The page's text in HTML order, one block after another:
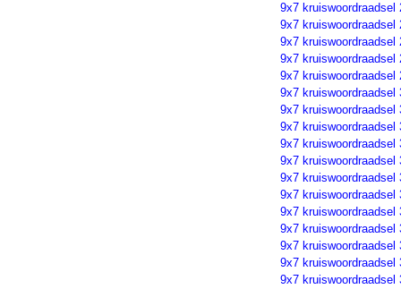
9x7 kruiswoordraadsel
9x7 kruiswoordraadsel
9x7 kruiswoordraadsel
9x7 kruiswoordraadsel
9x7 kruiswoordraadsel
9x7 kruiswoordraadsel
9x7 kruiswoordraadsel
9x7 kruiswoordraadsel
9x7 kruiswoordraadsel
9x7 kruiswoordraadsel
9x7 kruiswoordraadsel
9x7 kruiswoordraadsel
9x7 kruiswoordraadsel
9x7 kruiswoordraadsel
9x7 kruiswoordraadsel
9x7 kruiswoordraadsel
9x7 kruiswoordraadsel